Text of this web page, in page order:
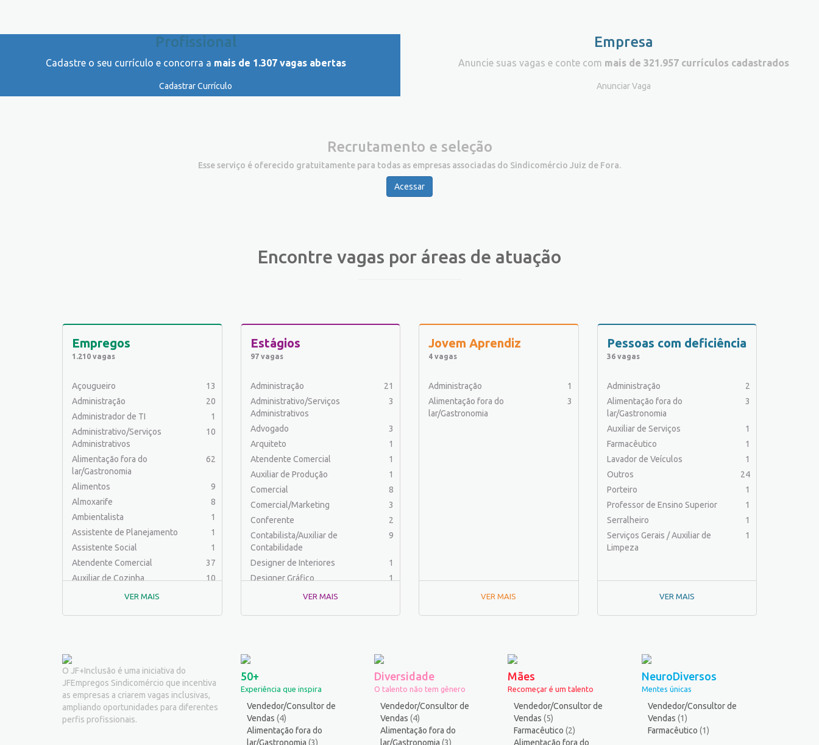
Profissional
Cadastre o seu currículo e concorra a mais de 1.307 vagas abertas
Cadastrar Currículo
Empresa
Anuncie suas vagas e conte com mais de 321.957 currículos cadastrados
Anunciar Vaga
Recrutamento e seleção
Esse serviço é oferecido gratuitamente para todas as empresas associadas do Sindicomércio Juiz de Fora.
Acessar
Encontre vagas por áreas de atuação
Empregos
1.210 vagas
Açougueiro
13
Administração
20
Administrador de TI
1
Administrativo/Serviços
Administrativos
10
Alimentação fora do
lar/Gastronomia
62
Alimentos
9
Almoxarife
8
Ambientalista
1
Assistente de Planejamento
1
Assistente Social
1
Atendente Comercial
37
Auxiliar de Cozinha
10
Auxiliar de Laboratório
Auxiliar de Serviços
Balconista
32
Barman
Cabeleireiro
VER MAIS
Estágios
97 vagas
Administração
21
Administrativo/Serviços
Administrativos
3
Advogado
3
Arquiteto
1
Atendente Comercial
1
Auxiliar de Produção
1
Comercial
8
Comercial/Marketing
3
Conferente
2
Contabilista/Auxiliar de
Contabilidade
9
Designer de Interiores
1
Designer Gráfico
1
Educador Físico
Fotógrafo
1
Jornalista
Logística
2
Mecânico industrial
1
VER MAIS
Jovem Aprendiz
4 vagas
Administração
1
Alimentação fora do
lar/Gastronomia
3
VER MAIS
Pessoas com deficiência
36 vagas
Administração
2
Alimentação fora do
lar/Gastronomia
3
Auxiliar de Serviços
1
Farmacêutico
1
Lavador de Veículos
1
Outros
24
Porteiro
1
Professor de Ensino Superior
1
Serralheiro
1
Serviços Gerais / Auxiliar de
Limpeza
1
VER MAIS
O JF+Inclusão é uma iniciativa do
JFEmpregos Sindicomércio que incentiva
as empresas a criarem vagas inclusivas,
ampliando oportunidades para diferentes
perfis profissionais.
50+
Experiência que inspira
Vendedor/Consultor de
Vendas (4)
Alimentação fora do
lar/Gastronomia (3)
Diversidade
O talento não tem gênero
Vendedor/Consultor de
Vendas (4)
Alimentação fora do
lar/Gastronomia (3)
Mães
Recomeçar é um talento
Vendedor/Consultor de
Vendas(5)
Farmacêutico(2)
Alimentação fora do
NeuroDiversos
Mentes únicas
Vendedor/Consultor de
Vendas (1)
Farmacêutico (1)